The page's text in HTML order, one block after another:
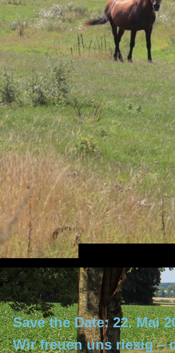
Save the Date: 22. Mai
Wir freuen uns riesig –